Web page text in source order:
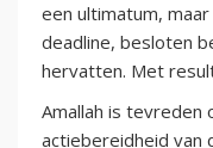
een ultimatum,
deadline, besloten
hervatten. Met
Amallah is tevreden
actiebereidheid van